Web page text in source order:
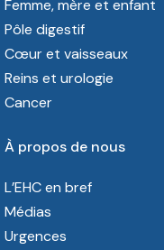
Femme, mère et enfant
Pôle digestif
Cœur et vaisseaux
Reins et urologie
Cancer
À propos de nous
L’EHC en bref
Médias
Urgences